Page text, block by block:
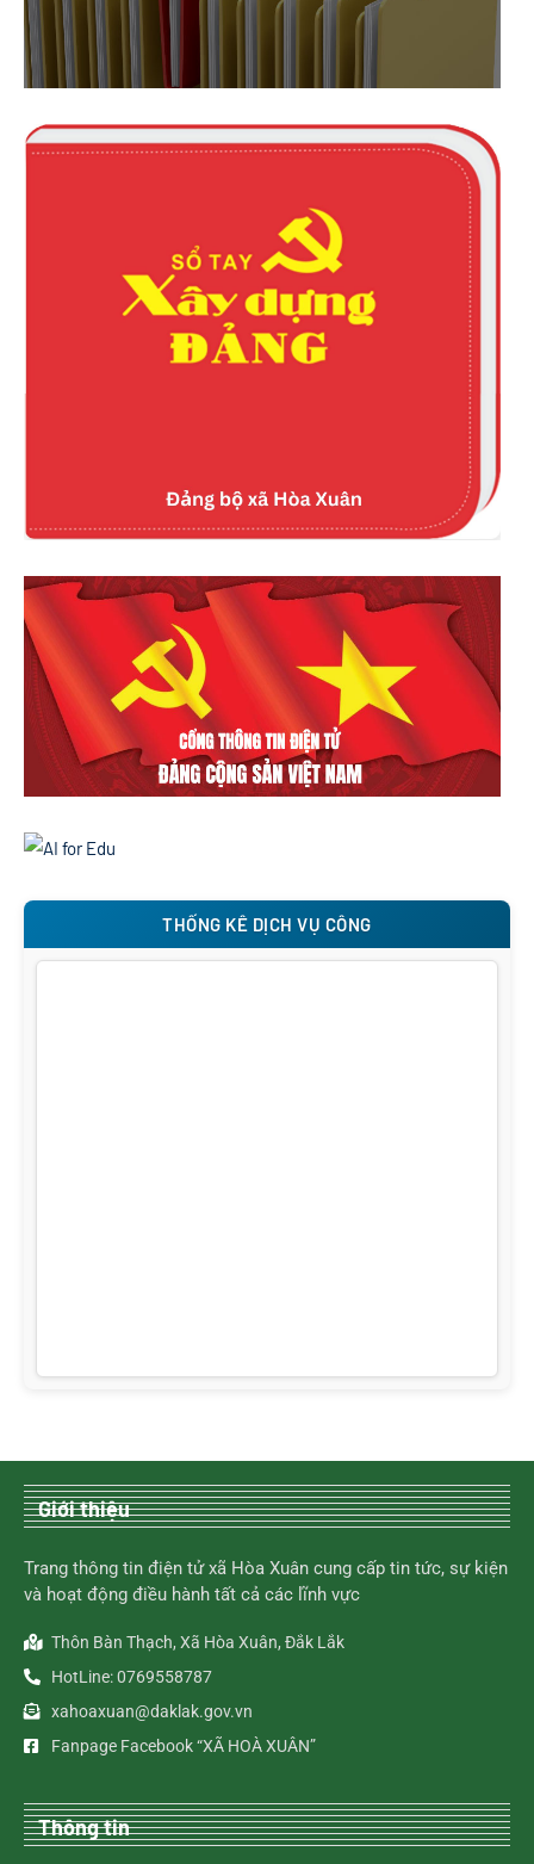
THỐNG KÊ DỊCH VỤ CÔNG
Giới thiệu
Trang thông tin điện tử xã Hòa Xuân cung cấp tin tức, sự kiện
và hoạt động điều hành tất cả các lĩnh vực
Thôn Bàn Thạch, Xã Hòa Xuân, Đắk Lắk
HotLine: 0769558787
xahoaxuan@daklak.gov.vn
Fanpage Facebook “XÃ HOÀ XUÂN”
Thông tin